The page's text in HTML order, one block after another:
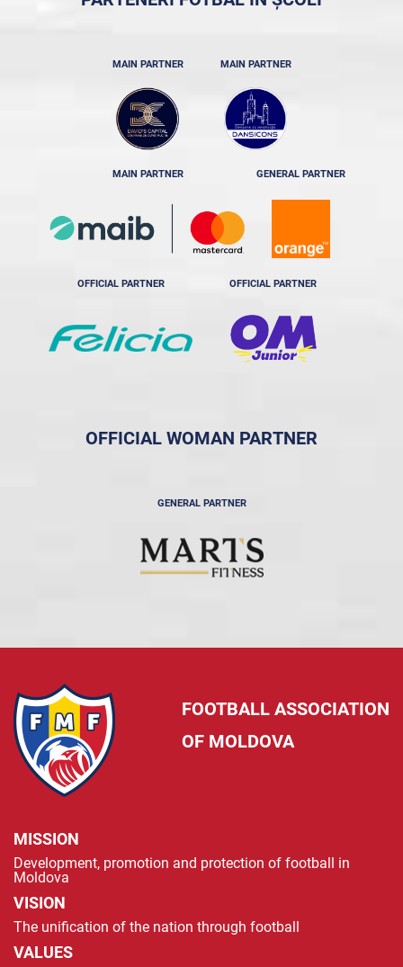
MAIN PARTNER MAIN PARTNER
MAIN PARTNER GENERAL PARTNER
OFFICIAL PARTNER OFFICIAL PARTNER
OFFICIAL WOMAN PARTNER
GENERAL PARTNER
FOOTBALL ASSOCIATION
OF MOLDOVA
MISSION
Development, promotion and protection of football in
Moldova
VISION
The unification of the nation through football
VALUES